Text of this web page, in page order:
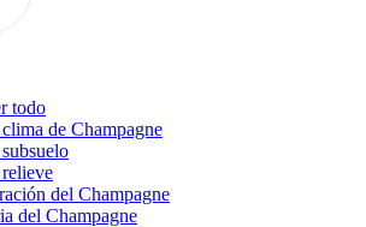
todo
de Champagne
del Champagne
del Champagne